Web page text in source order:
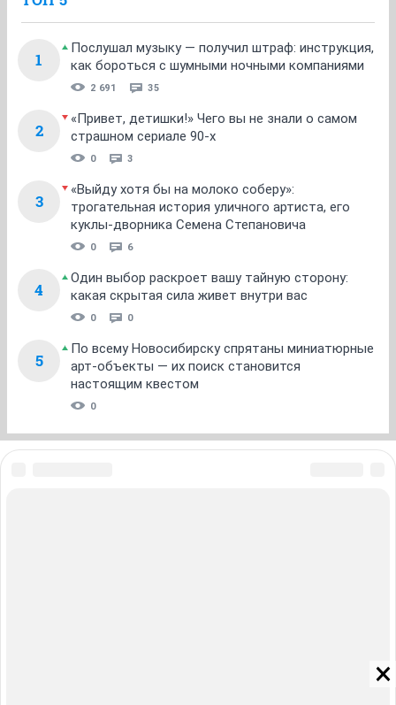
1
Послушал музыку — получил штраф: инструкция,
как бороться с шумными ночными компаниями
2 691 35
2
«Привет, детишки!» Чего вы не знали о самом
страшном сериале 90-х
0 3
3
«Выйду хотя бы на молоко соберу»:
трогательная история уличного артиста, его
куклы-дворника Семена Степановича
0 6
4
Один выбор раскроет вашу тайную сторону:
какая скрытая сила живет внутри вас
0 0
5
По всему Новосибирску спрятаны миниатюрные
арт-объекты — их поиск становится
настоящим квестом
0